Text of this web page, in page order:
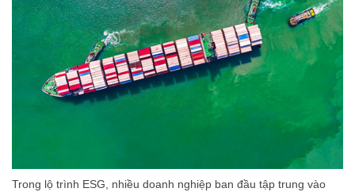
Trong lộ trình ESG, nhiều doanh nghiệp ban đầu tập trung vào